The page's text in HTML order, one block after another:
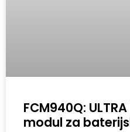
FCM940Q:
modul za